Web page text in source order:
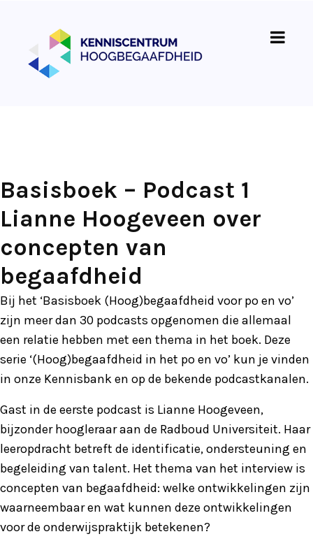
Basisboek – Podcast 1
Lianne Hoogeveen over
concepten van
begaafdheid
Bij het ‘Basisboek (Hoog)begaafdheid voor po en vo’
zijn meer dan 30 podcasts opgenomen die allemaal
een relatie hebben met een thema in het boek. Deze
serie ‘(Hoog)begaafdheid in het po en vo’ kun je vinden
in onze Kennisbank en op de bekende podcastkanalen.
Gast in de eerste podcast is Lianne Hoogeveen,
bijzonder hoogleraar aan de Radboud Universiteit. Haar
leeropdracht betreft de identificatie, ondersteuning en
begeleiding van talent. Het thema van het interview is
concepten van begaafdheid: welke ontwikkelingen zijn
waarneembaar en wat kunnen deze ontwikkelingen
voor de onderwijspraktijk betekenen?